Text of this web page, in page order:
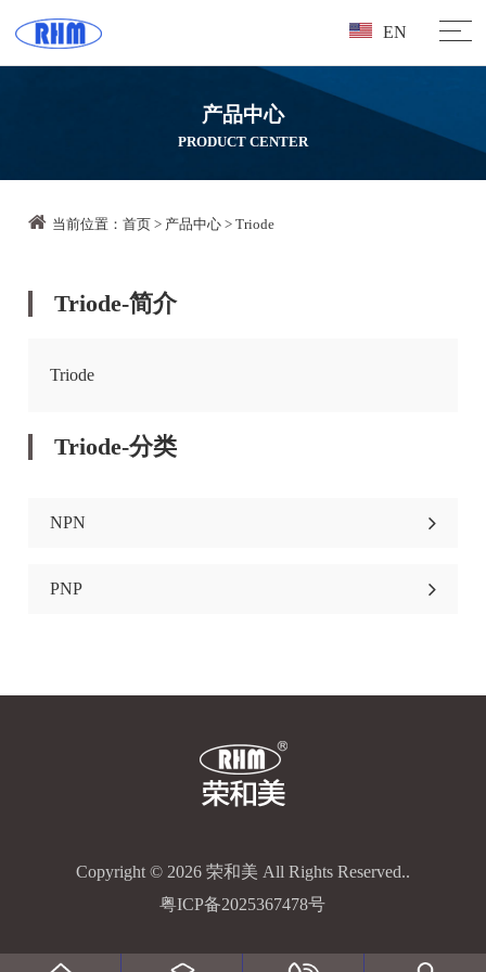
EN
产品中心
PRODUCT CENTER
当前位置：首页 > 产品中心 >Triode
Triode-简介
Triode
Triode-分类
NPN
PNP
Copyright © 2026 荣和美 All Rights Reserved..
粤ICP备2025367478号